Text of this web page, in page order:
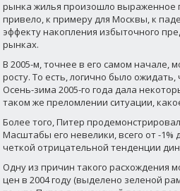
рынка жилья произошло выраженное
привело, к примеру для Москвы, к
эффекту накопления избыточного
рынках.
В 2005-м, точнее в его самом начале,
росту. То есть, логично было
Осень-зима 2005-го года дала
таком же преломлении ситуации,
Более того, Питер
Масштабы его невелики, всего от -1%
четкой отрицательной тенденции
Одну из причин такого расхождения
цен в 2004 году (выделено зеленой